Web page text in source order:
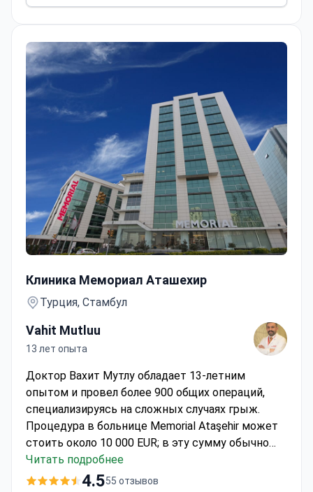
Клиника Мемориал Аташехир
Турция, Стамбул
Vahit Mutluu
13 лет опыта
Доктор Вахит Мутлу обладает 13-летним
опытом и провел более 900 общих операций,
специализируясь на сложных случаях грыж.
Процедура в больнице Memorial Ataşehir может
стоить около 10 000 EUR; в эту сумму обычно
входят операция, предоперационные анализы и
7 ночей госпитализации в учреждении,
Читать подробнее
4.555 отзывов